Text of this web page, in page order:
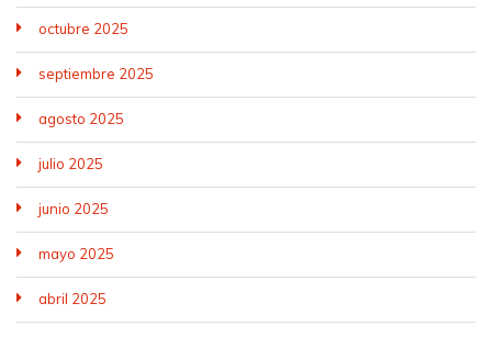
octubre 2025
septiembre 2025
agosto 2025
julio 2025
junio 2025
mayo 2025
abril 2025